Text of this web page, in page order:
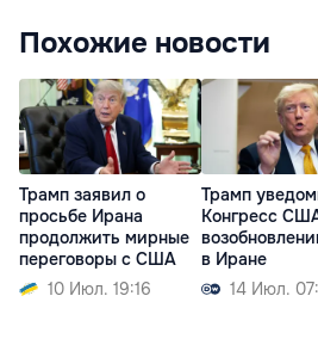
Похожие новости
Трамп заявил о
просьбе Ирана
продолжить мирные
переговоры с США
10 Июл. 19:16
Трамп
Конгресс
в Иране
14 Июл.